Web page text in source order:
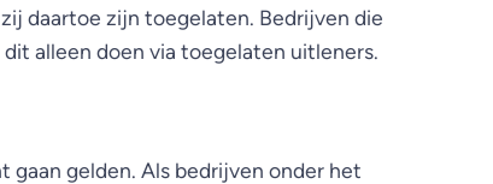
daartoe zijn toegelaten. Bedrijven die
alleen doen via toegelaten uitleners.
gaan gelden. Als bedrijven onder het